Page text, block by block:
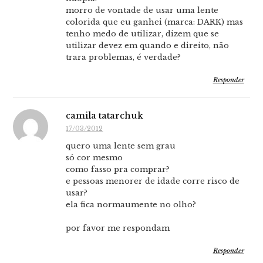
morro de vontade de usar uma lente
colorida que eu ganhei (marca: DARK) mas
tenho medo de utilizar, dizem que se
utilizar devez em quando e direito, não
trara problemas, é verdade?
Responder
camila tatarchuk
17/03/2012
quero uma lente sem grau
só cor mesmo
como fasso pra comprar?
e pessoas menorer de idade corre risco de
usar?
ela fica normaumente no olho?
por favor me respondam
Responder